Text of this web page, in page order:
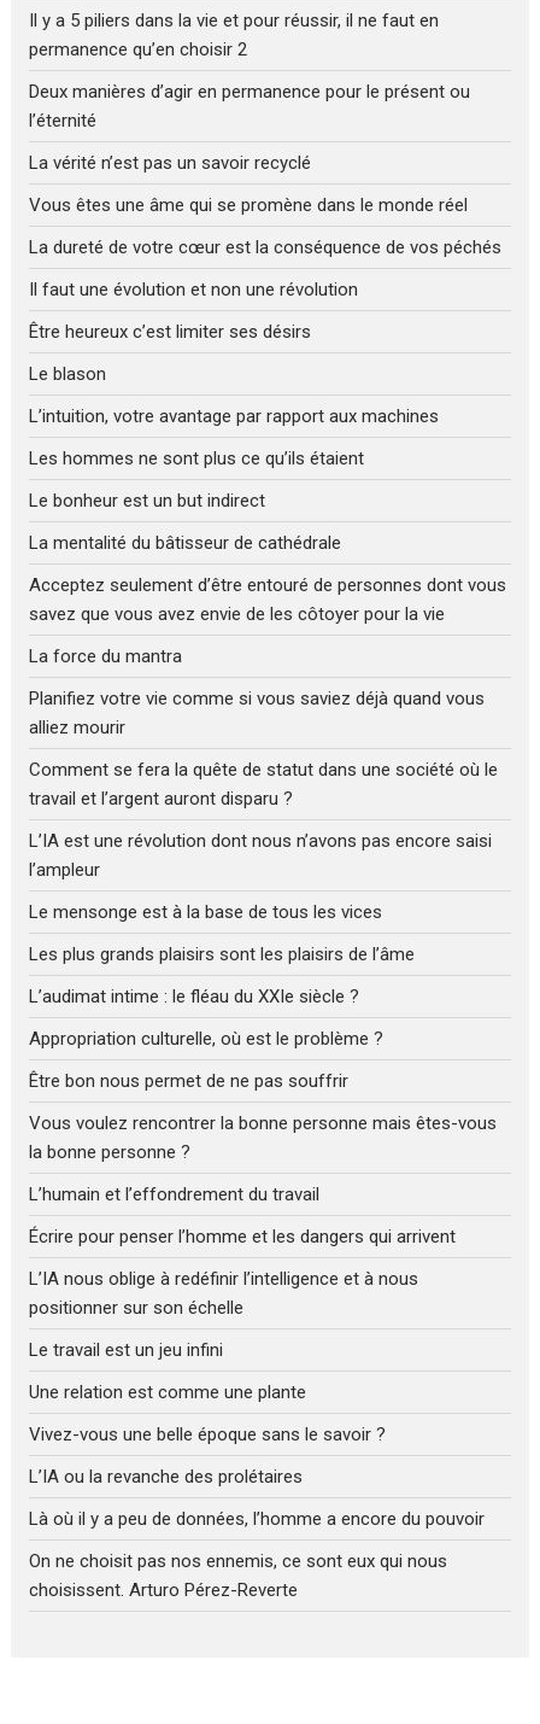
Il y a 5 piliers dans la vie et pour réussir, il ne faut en
permanence qu’en choisir 2
Deux manières d’agir en permanence pour le présent ou
l’éternité
La vérité n’est pas un savoir recyclé
Vous êtes une âme qui se promène dans le monde réel
La dureté de votre cœur est la conséquence de vos péchés
Il faut une évolution et non une révolution
Être heureux c’est limiter ses désirs
Le blason
L’intuition, votre avantage par rapport aux machines
Les hommes ne sont plus ce qu’ils étaient
Le bonheur est un but indirect
La mentalité du bâtisseur de cathédrale
Acceptez seulement d’être entouré de personnes dont vous
savez que vous avez envie de les côtoyer pour la vie
La force du mantra
Planifiez votre vie comme si vous saviez déjà quand vous
alliez mourir
Comment se fera la quête de statut dans une société où le
travail et l’argent auront disparu ?
L’IA est une révolution dont nous n’avons pas encore saisi
l’ampleur
Le mensonge est à la base de tous les vices
Les plus grands plaisirs sont les plaisirs de l’âme
L’audimat intime : le fléau du XXIe siècle ?
Appropriation culturelle, où est le problème ?
Être bon nous permet de ne pas souffrir
Vous voulez rencontrer la bonne personne mais êtes-vous
la bonne personne ?
L’humain et l’effondrement du travail
Écrire pour penser l’homme et les dangers qui arrivent
L’IA nous oblige à redéfinir l’intelligence et à nous
positionner sur son échelle
Le travail est un jeu infini
Une relation est comme une plante
Vivez-vous une belle époque sans le savoir ?
L’IA ou la revanche des prolétaires
Là où il y a peu de données, l’homme a encore du pouvoir
On ne choisit pas nos ennemis, ce sont eux qui nous
choisissent. Arturo Pérez-Reverte